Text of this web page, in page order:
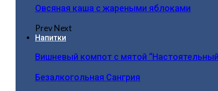
Овсяная каша с жареными яблоками
PrevNext
Напитки
Вишневый компот с мятой
Безалкогольная Сангрия